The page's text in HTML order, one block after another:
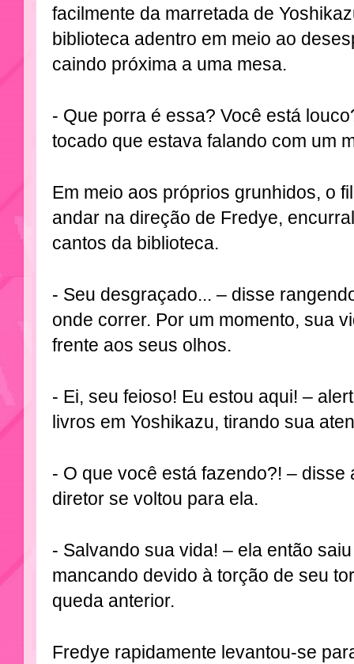
facilmente da marretada de
biblioteca adentro em meio ao
caindo próxima a uma mesa.
- Que porra é essa? Você está
tocado que estava falando com um
Em meio aos próprios grunhidos, o
andar na direção de Fredye,
cantos da biblioteca.
- Seu desgraçado... – disse
onde correr. Por um momento, sua
frente aos seus olhos.
- Ei, seu feioso! Eu estou aqui! –
livros em Yoshikazu, tirando sua
- O que você está fazendo?! – disse
diretor se voltou para ela.
- Salvando sua vida! – ela então
mancando devido à torção de seu
queda anterior.
Fredye rapidamente levantou-se